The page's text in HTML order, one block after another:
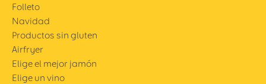
Folleto
Navidad
Productos sin gluten
Airfryer
Elige el mejor jamón
Elige un vino